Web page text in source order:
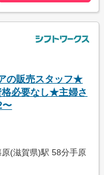
の販売スタッフ★
必要なし★主婦さ
〜
(滋賀県)駅 58分手原